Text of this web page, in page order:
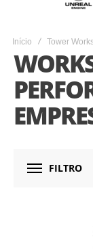
Início Tower
FILTRO